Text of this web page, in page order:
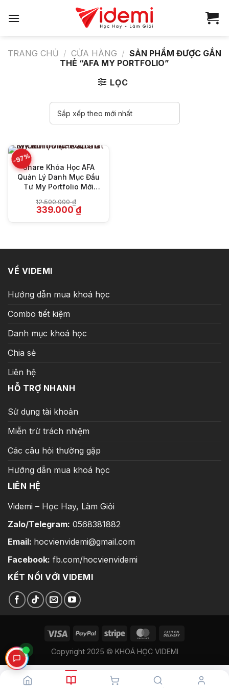
qua
TRANG CHỦ / CỬA HÀNG / SẢN PHẨM ĐƯỢC GẮN
THẺ “AFA MY PORTFOLIO”
LỌC
-97%
Share Khóa Học AFA
Quản Lý Danh Mục Đầu
Tư My Portfolio Mới
12.500.000₫
Giá
gốc
339.000 ₫Giá
hiện
VỀ VIDEMI
Hướng dẫn mua khoá học
Combo tiết kiệm
Danh mục khoá học
Chia sẻ
Liên hệ
HỖ TRỢ NHANH
Sử dụng tài khoản
Miễn trừ trách nhiệm
Các câu hỏi thường gặp
Hướng dẫn mua khoá học
LIÊN HỆ
Videmi – Học Hay, Làm Giỏi
Zalo/Telegram: 0568381882
Email: hocvienvidemi@gmail.com
Facebook: fb.com/hocvienvidemi
KẾT NỐI VỚI VIDEMI
Copyright 2025 © KHOÁ HỌC VIDEMI